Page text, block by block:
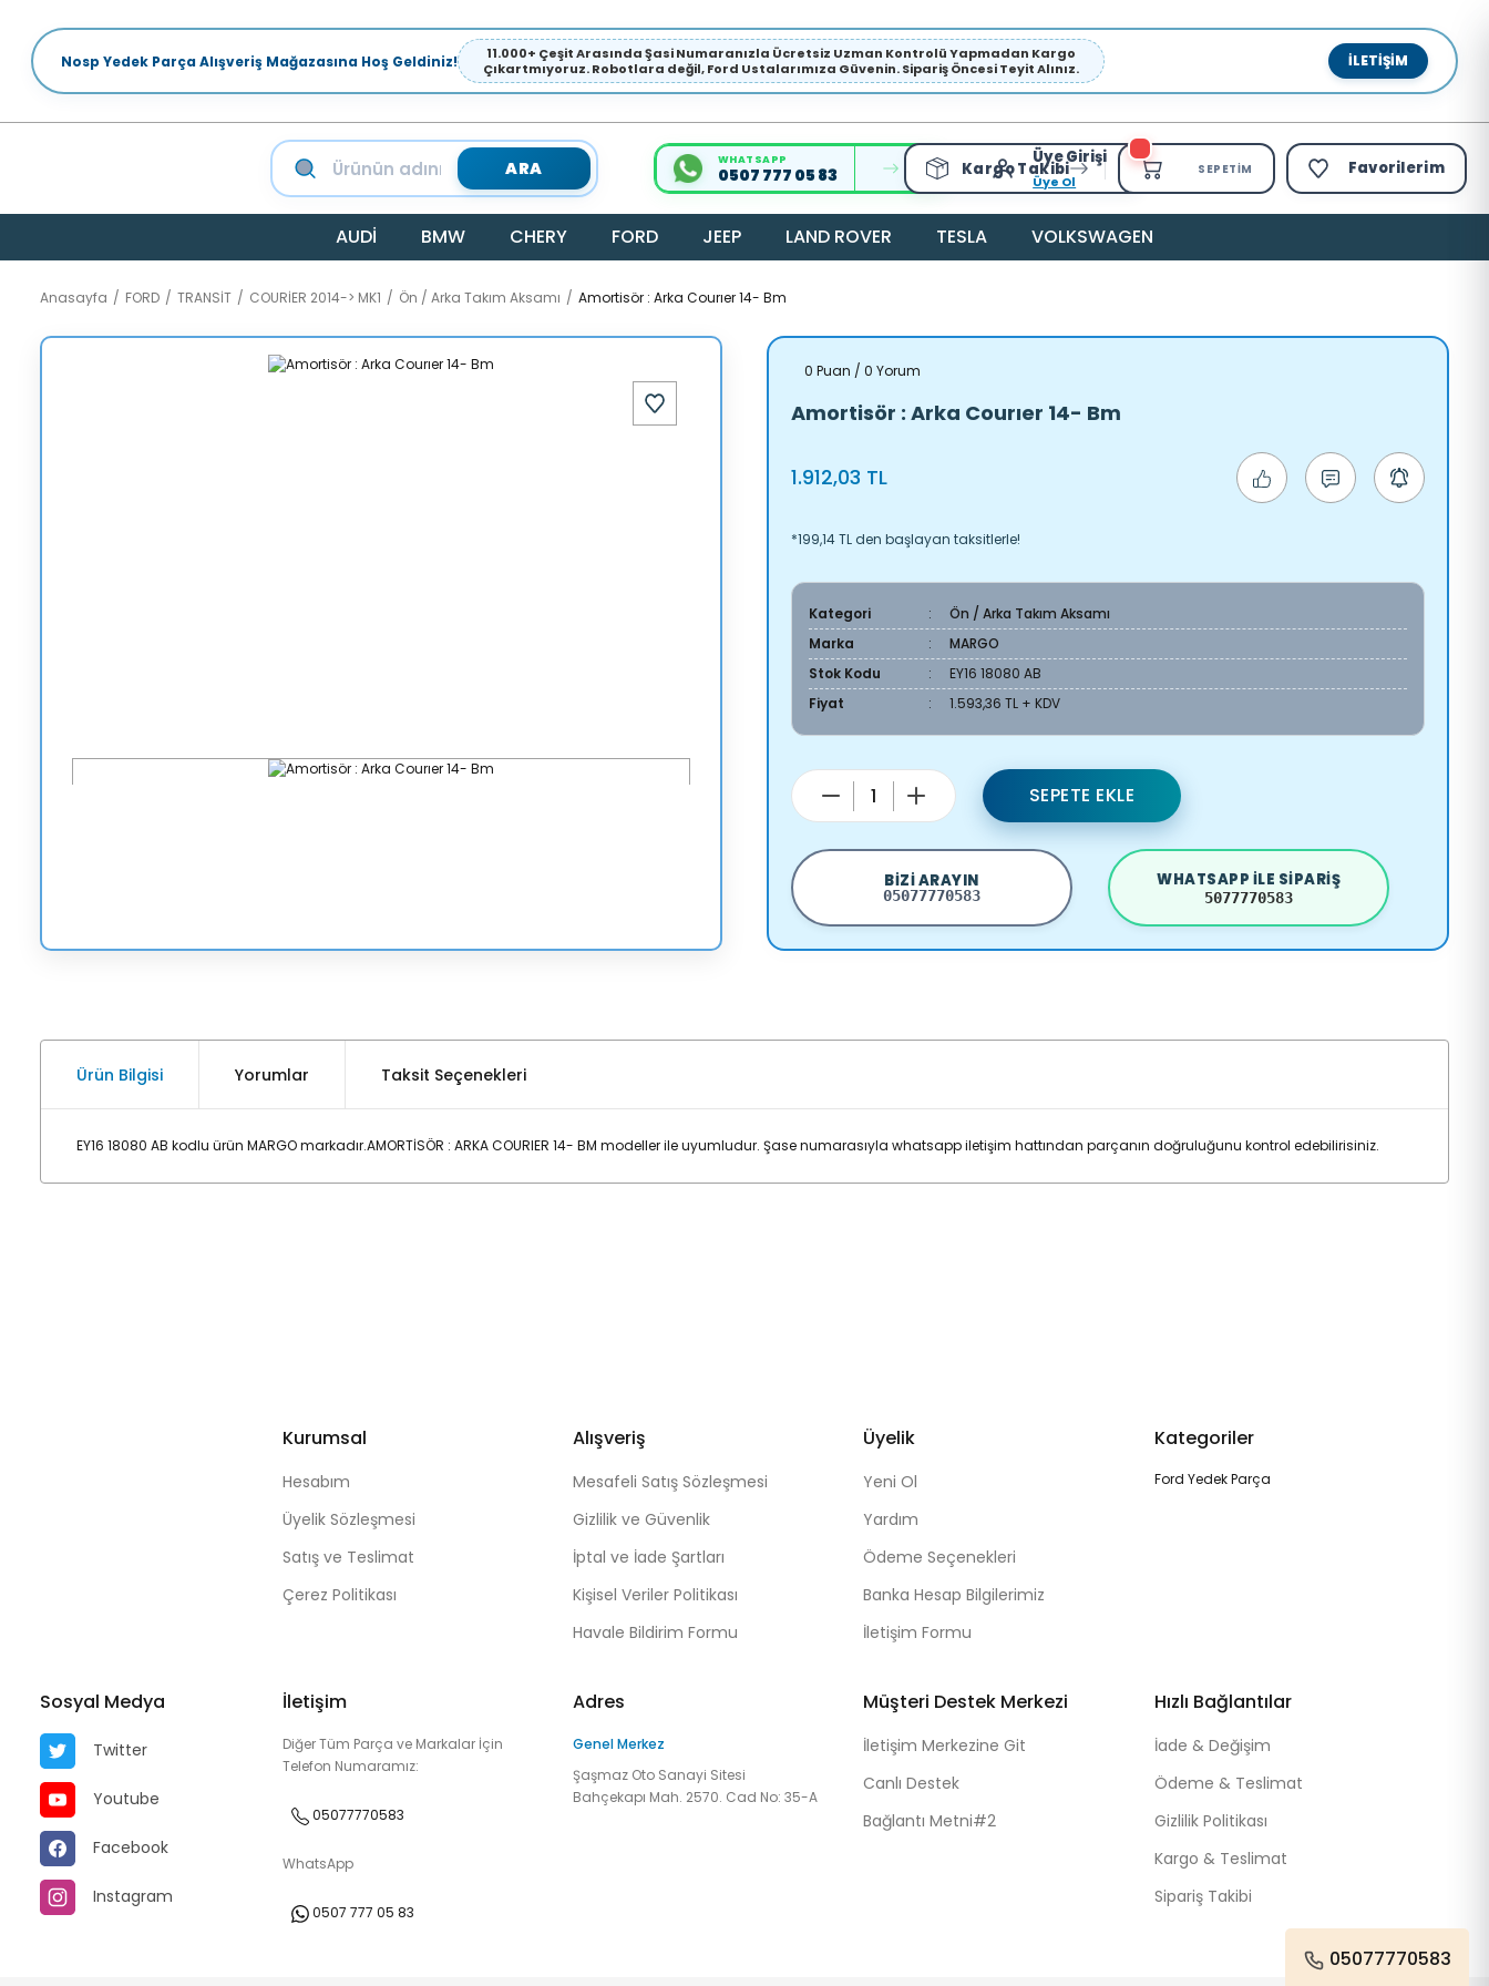
Nosp Yedek Parça Alışveriş Mağazasına Hoş Geldiniz!
11.000+ Çeşit Arasında Şasi Numaranızla Ücretsiz Uzman Kontrolü Yapmadan Kargo
Çıkartmıyoruz. Robotlara değil, Ford Ustalarımıza Güvenin. Sipariş Öncesi Teyit Alınız.
İLETIŞIM
ARA WHATSAPP
0507 777 05 83 Kargo Takibi
Üye Girişi
Üye Ol
SEPETIM Favorilerim
AUDİ BMW CHERY FORD JEEP LAND ROVER TESLA VOLKSWAGEN
Anasayfa FORD TRANSİT COURİER 2014-> MK1 Ön / Arka Takım Aksamı Amortisör : Arka Courıer 14- Bm
0 Puan / 0 Yorum
Amortisör : Arka Courıer 14- Bm
1.912,03 TL
*199,14 TL den başlayan taksitlerle!
Kategori
Ön / Arka Takım Aksamı
Marka
MARGO
Stok Kodu
EY16 18080 AB
Fiyat
1.593,36 TL + KDV
SEPETE EKLE
BIZI ARAYIN
05077770583
WHATSAPP ILE SIPARIŞ
5077770583
Ürün Bilgisi Yorumlar Taksit Seçenekleri
EY16 18080 AB kodlu ürün MARGO markadır.AMORTİSÖR : ARKA COURIER 14- BM modeller ile uyumludur. Şase numarasıyla whatsapp iletişim hattından parçanın doğruluğunu kontrol edebilirisiniz.
Kurumsal
Hesabım
Üyelik Sözleşmesi
Satış ve Teslimat
Çerez Politikası
Alışveriş
Mesafeli Satış Sözleşmesi
Gizlilik ve Güvenlik
İptal ve İade Şartları
Kişisel Veriler Politikası
Havale Bildirim Formu
Üyelik
Yeni Ol
Yardım
Ödeme Seçenekleri
Banka Hesap Bilgilerimiz
İletişim Formu
Kategoriler
Ford Yedek Parça
Sosyal Medya
Twitter
Youtube
Facebook
Instagram
İletişim
Diğer Tüm Parça ve Markalar İçin
Telefon Numaramız:
05077770583
WhatsApp
0507 777 05 83
Adres
Genel Merkez
Şaşmaz Oto Sanayi Sitesi
Bahçekapı Mah. 2570. Cad No: 35-A
Müşteri Destek Merkezi
İletişim Merkezine Git
Canlı Destek
Bağlantı Metni#2
Hızlı Bağlantılar
İade & Değişim
Ödeme & Teslimat
Gizlilik Politikası
Kargo & Teslimat
Sipariş Takibi
05077770583